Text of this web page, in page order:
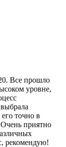
Все прошло
уровне,
точно в
приятно
рекомендую!